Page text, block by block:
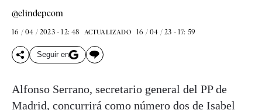
@elindepcom
16 / 04 / 2023 - 12: 48 ACTUALIZADO 16 / 04 / 23 - 17: 59
Seguir en
Alfonso Serrano, secretario general del PP de
Madrid, concurrirá como número dos de Isabel